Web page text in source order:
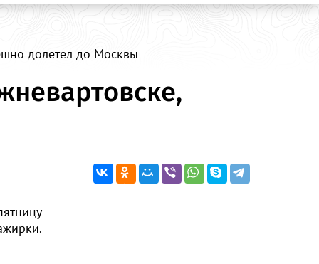
долетел до Москвы